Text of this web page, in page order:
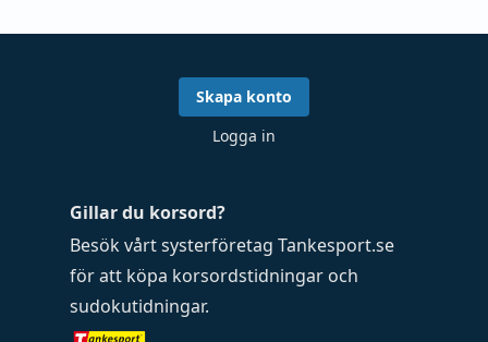
Gillar du korsord?
Besök vårt systerföretag Tankesport.se
för att köpa korsordstidningar och
sudokutidningar.
Skapa konto
Logga in